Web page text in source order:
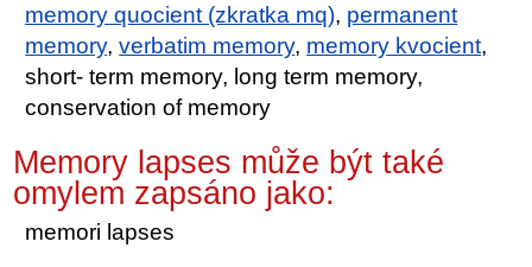
memory quocient (zkratka mq), permanent
memory,verbatim memory, memory kvocient,
short- term memory, long term memory,
conservation of memory
Memory lapses může být také
omylem zapsáno jako:
memori lapses